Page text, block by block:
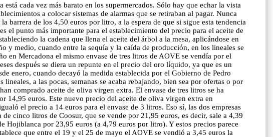
cada vez más barato en los supermercados. Sólo hay que echar la vista
a colocar sistemas de alarmas que se retiraban al pagar. Nunca
de los 4,50 euros por litro, a la espera de que si sigue esta tendencia
el punto más importante para el establecimiento del precio para el aceite de
la cadena que llena el aceite del árbol a la mesa, aplicándose en
y medio, cuando entre la sequía y la caída de producción, en los lineales se
en Mercadona el mismo envase de tres litros de AOVE se vendía por el
después se diera un repunte en el precio del oro líquido, ya que es un
enero, cuando decayó la medida establecida por el Gobierno de Pedro
a las pocas, semanas se acaba rebajando, bien sea por ofertas o por
comprado aceite de oliva virgen extra. El envase de tres litros se ha
14,95 euros. Este nuevo precio del aceite de oliva virgen extra en
el precio a 14 euros para el envase de 3 litros. Eso sí, las dos empresas
cinco litros de Coosur, que se vende por 21,95 euros, es decir, sale a 4,39
Hojiblanca por 23,95 euros (a 4,79 euros por litro). Y estos precios parece
que entre el 19 y el 25 de mayo el AOVE se vendió a 3,45 euros la